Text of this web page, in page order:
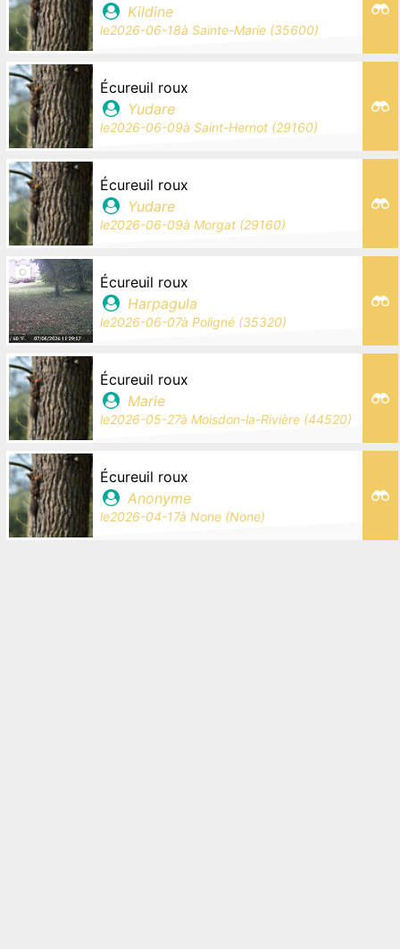
Kildine
le2026-06-18à Sainte-Marie (35600)
Écureuil roux
Yudare
le2026-06-09à Saint-Hernot (29160)
Écureuil roux
Yudare
le2026-06-09à Morgat (29160)
Écureuil roux
Harpagula
le2026-06-07à Poligné (35320)
Écureuil roux
Marie
le2026-05-27à Moisdon-la-Rivière (44520)
Écureuil roux
Anonyme
le2026-04-17à None (None)